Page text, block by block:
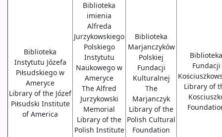
Biblioteka
Instytutu Józefa
Piłsudskiego w
Ameryce
Library of the Józef
Piłsudski Institute
of America
Biblioteka
imienia
Alfreda
Jurzykowskiego
Polskiego
Instytutu
Naukowego w
Ameryce
The Alfred
Jurzykowski
Memorial
Library of the
Polish Institute
Biblioteka
Marjanczyków
Polskiej
Fundacji
Kulturalnej
The
Marjanczyk
Library of the
Polish Cultural
Foundation
Biblioteka
Fundacji
Library of